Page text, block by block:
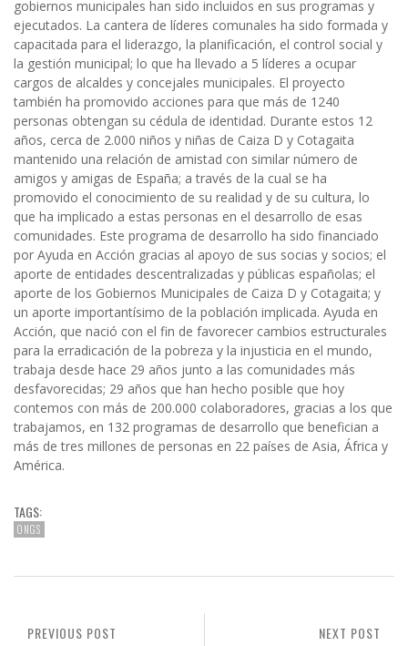
gobiernos municipales han sido incluidos en sus programas y
ejecutados. La cantera de líderes comunales ha sido formada y
capacitada para el liderazgo, la planificación, el control social y
la gestión municipal; lo que ha llevado a 5 líderes a ocupar
cargos de alcaldes y concejales municipales. El proyecto
también ha promovido acciones para que más de 1240
personas obtengan su cédula de identidad. Durante estos 12
años, cerca de 2.000 niños y niñas de Caiza D y Cotagaita
mantenido una relación de amistad con similar número de
amigos y amigas de España; a través de la cual se ha
promovido el conocimiento de su realidad y de su cultura, lo
que ha implicado a estas personas en el desarrollo de esas
comunidades. Este programa de desarrollo ha sido financiado
por Ayuda en Acción gracias al apoyo de sus socias y socios; el
aporte de entidades descentralizadas y públicas españolas; el
aporte de los Gobiernos Municipales de Caiza D y Cotagaita; y
un aporte importantísimo de la población implicada. Ayuda en
Acción, que nació con el fin de favorecer cambios estructurales
para la erradicación de la pobreza y la injusticia en el mundo,
trabaja desde hace 29 años junto a las comunidades más
desfavorecidas; 29 años que han hecho posible que hoy
contemos con más de 200.000 colaboradores, gracias a los que
trabajamos, en 132 programas de desarrollo que benefician a
más de tres millones de personas en 22 países de Asia, África y
América.
TAGS:
ONGS
NEXT POST
PREVIOUS POST